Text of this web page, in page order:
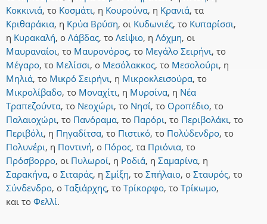
Κοκκινιά, το Κοσμάτι, η Κουρούνα, η Κρανιά, τα
Κριθαράκια, η Κρύα Βρύση, οι Κυδωνιές, το Κυπαρίσσι,
η Κυρακαλή, ο Λάβδας, το Λείψιο, η Λόχμη, οι
Μαυραναίοι, το Μαυρονόρος, το Μεγάλο Σειρήνι, το
Μέγαρο, το Μελίσσι, ο Μεσόλακκος, το Μεσολούρι, η
Μηλιά, το Μικρό Σειρήνι, η Μικροκλεισούρα, το
Μικρολίβαδο, το Μοναχίτι, η Μυρσίνα, η Νέα
Τραπεζούντα, το Νεοχώρι, το Νησί, το Οροπέδιο, το
Παλαιοχώρι, το Πανόραμα, το Παρόρι, το Περιβολάκι, το
Περιβόλι, η Πηγαδίτσα, το Πιστικό, το Πολύδενδρο, το
Πολυνέρι, η Ποντινή, ο Πόρος, τα Πριόνια, το
Πρόσβορρο, οι Πυλωροί, η Ροδιά, η Σαμαρίνα, η
Σαρακήνα, ο Σιταράς, η Σμίξη, το Σπήλαιο, ο Σταυρός, το
Σύνδενδρο, ο Ταξιάρχης, το Τρίκορφο, το Τρίκωμο,
και το Φελλί.